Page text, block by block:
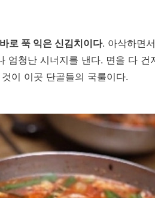
로 푹 익은 신김치이다. 아삭하면
엄청난 시너지를 낸다. 면을 다
이 이곳 단골들의 국룰이다.